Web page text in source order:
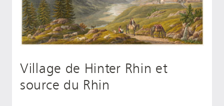
Village de Hinter Rhin et
source du Rhin